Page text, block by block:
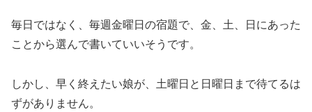
毎日ではなく、毎週金曜日の宿題で、金、土、日にあった
ことから選んで書いていいそうです。
しかし、早く終えたい娘が、土曜日と日曜日まで待てるは
ずがありません。